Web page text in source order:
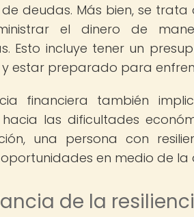
deudas. Más bien, se
el dinero de
Esto incluye tener un
estar preparado para
financiera también
las dificultades
una persona con
en medio de la
de la